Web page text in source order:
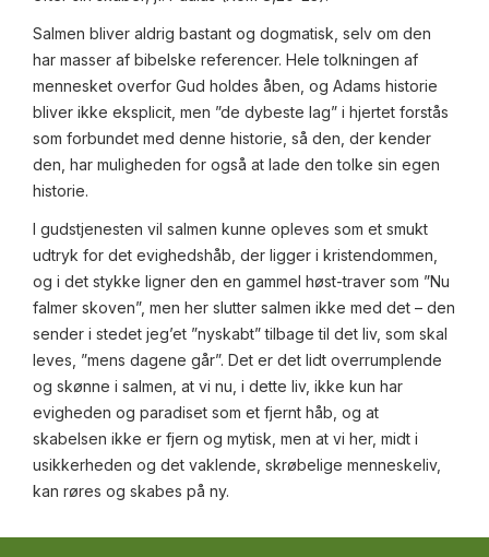
Salmen bliver aldrig bastant og dogmatisk, selv om den
har masser af bibelske referencer. Hele tolkningen af
mennesket overfor Gud holdes åben, og Adams historie
bliver ikke eksplicit, men ”de dybeste lag” i hjertet forstås
som forbundet med denne historie, så den, der kender
den, har muligheden for også at lade den tolke sin egen
historie.
I gudstjenesten vil salmen kunne opleves som et smukt
udtryk for det evighedshåb, der ligger i kristendommen,
og i det stykke ligner den en gammel høst-traver som ”Nu
falmer skoven”, men her slutter salmen ikke med det – den
sender i stedet jeg’et ”nyskabt” tilbage til det liv, som skal
leves, ”mens dagene går”. Det er det lidt overrumplende
og skønne i salmen, at vi nu, i dette liv, ikke kun har
evigheden og paradiset som et fjernt håb, og at
skabelsen ikke er fjern og mytisk, men at vi her, midt i
usikkerheden og det vaklende, skrøbelige menneskeliv,
kan røres og skabes på ny.